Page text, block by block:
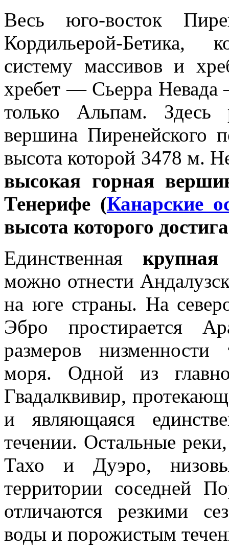
Весь юго-восток
Кордильерой-Бетика,
систему массивов и
хребет — Сьерра Невада
только Альпам. Здесь
вершина Пиренейского
высота которой 3478 м.
высокая горная
Тенерифе (Канарские
высота которого
Единственная
можно отнести
на юге страны. На
Эбро простирается
размеров низменности
моря. Одной из
Гвадалквивир,
и являющаяся
течении. Остальные
Тахо и Дуэро,
территории соседней
отличаются резкими
воды и порожистым